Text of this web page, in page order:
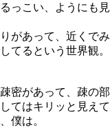
っこい、ようにも見
があって、近くでみ
てるという世界観。
密があって、疎の部
てはキリッと見えて
僕は。